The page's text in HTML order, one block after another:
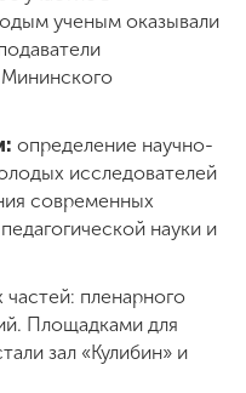
ученым оказывали
определение научно-
исследователей
современных
науки и
пленарного
Площадками для
зал «Кулибин» и